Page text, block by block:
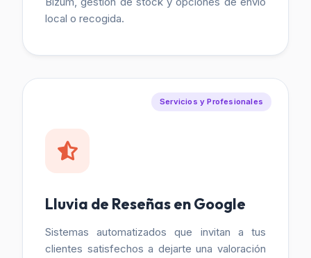
local o recogida.
Servicios y Profesionales
Lluvia de Reseñas en Google
Sistemas automatizados que invitan a tus
clientes satisfechos a dejarte una valoración